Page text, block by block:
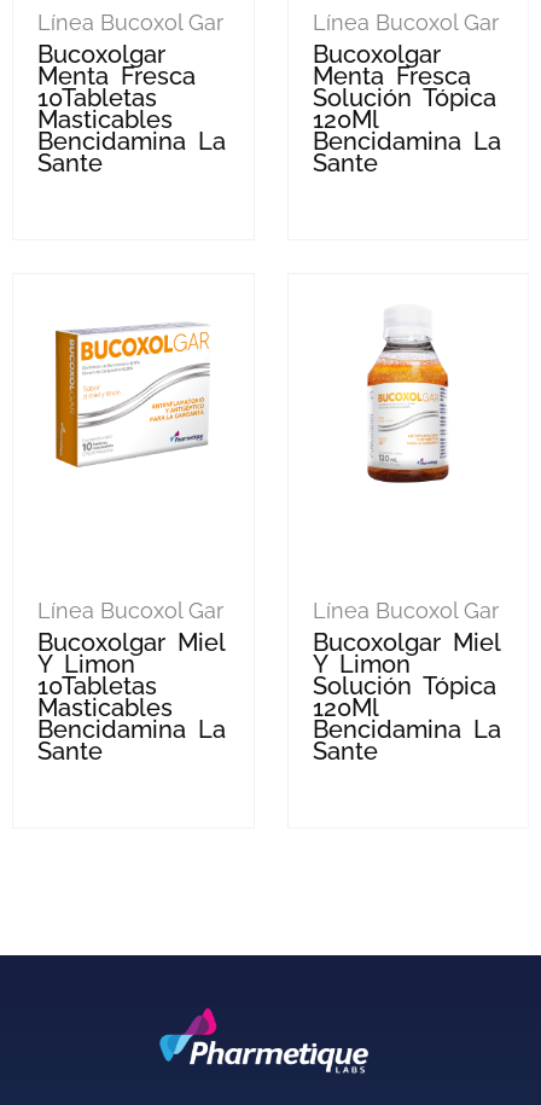
Línea Bucoxol Gar
Bucoxolgar
Menta Fresca
10Tabletas
Masticables
Bencidamina La
Sante
Línea Bucoxol Gar
Bucoxolgar
Menta Fresca
Solución Tópica
120Ml
Bencidamina La
Sante
Línea Bucoxol Gar
Bucoxolgar Miel
Y Limon
10Tabletas
Masticables
Bencidamina La
Sante
Línea Bucoxol Gar
Bucoxolgar Miel
Y Limon
Solución Tópica
120Ml
Bencidamina La
Sante